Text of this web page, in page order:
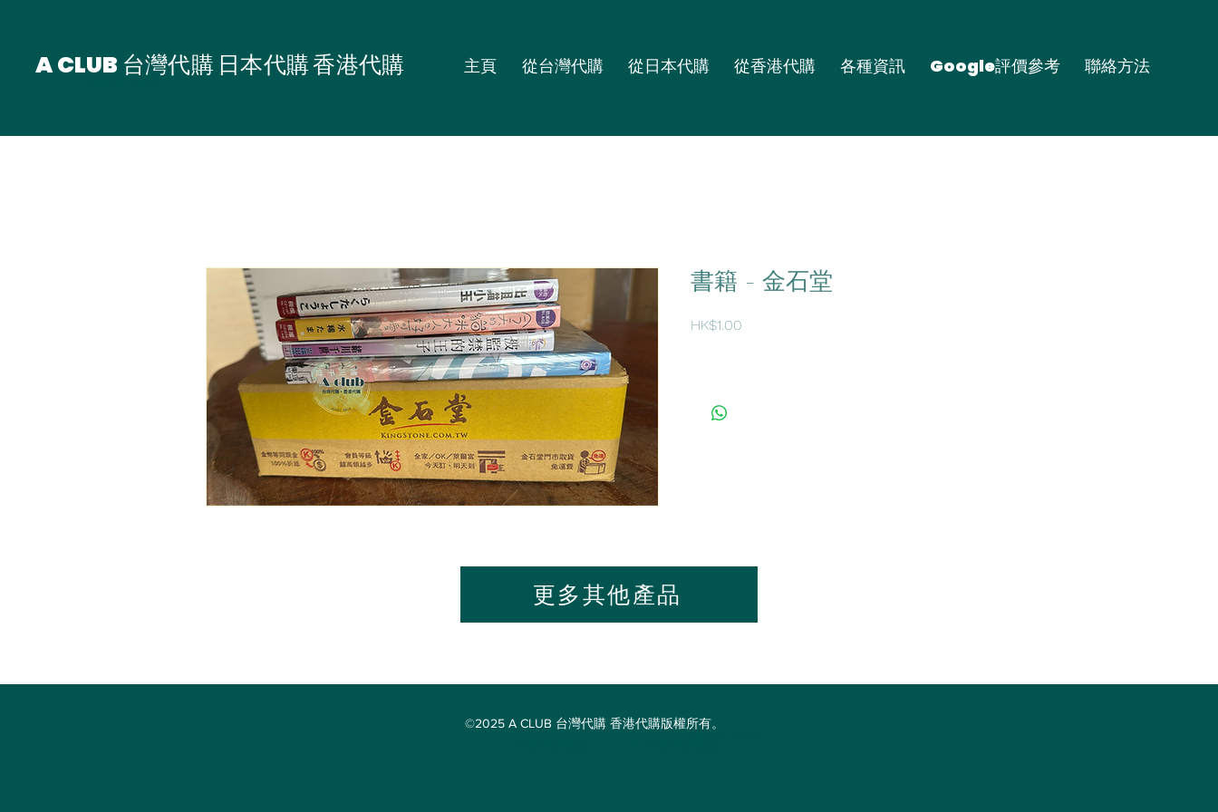
A CLUB 台灣代購 日本代購 香港代購 主頁 從台灣代購 從日本代購 從香港代購 各種資訊 Google評價參考 聯絡方法
書籍 - 金石堂
HK$1.00
更多其他產品
©2025 A CLUB 台灣代購 香港代購版權所有。